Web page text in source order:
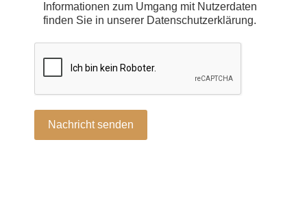
Informationen zum Umgang mit Nutzerdaten
finden Sie in unserer Datenschutzerklärung.
Nachricht senden